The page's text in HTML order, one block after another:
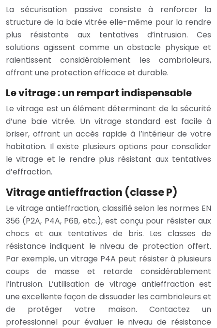
La sécurisation passive consiste à renforcer la
structure de la baie vitrée elle-même pour la rendre
plus résistante aux tentatives d’intrusion. Ces
solutions agissent comme un obstacle physique et
ralentissent considérablement les cambrioleurs,
offrant une protection efficace et durable.
Le vitrage : un rempart indispensable
Le vitrage est un élément déterminant de la sécurité
d’une baie vitrée. Un vitrage standard est facile à
briser, offrant un accès rapide à l’intérieur de votre
habitation. Il existe plusieurs options pour consolider
le vitrage et le rendre plus résistant aux tentatives
d’effraction.
Vitrage antieffraction (classe P)
Le vitrage antieffraction, classifié selon les normes EN
356 (P2A, P4A, P6B, etc.), est conçu pour résister aux
chocs et aux tentatives de bris. Les classes de
résistance indiquent le niveau de protection offert.
Par exemple, un vitrage P4A peut résister à plusieurs
coups de masse et retarde considérablement
l’intrusion. L’utilisation de vitrage antieffraction est
une excellente façon de dissuader les cambrioleurs et
de protéger votre maison. Contactez un
professionnel pour évaluer le niveau de résistance